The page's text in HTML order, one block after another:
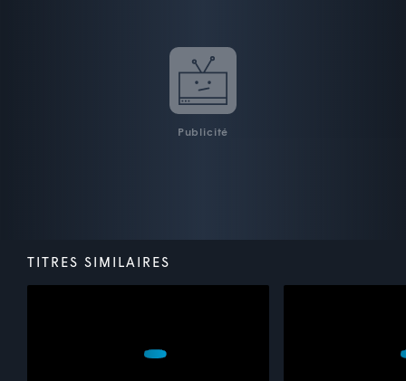
Publicité
TITRES SIMILAIRES